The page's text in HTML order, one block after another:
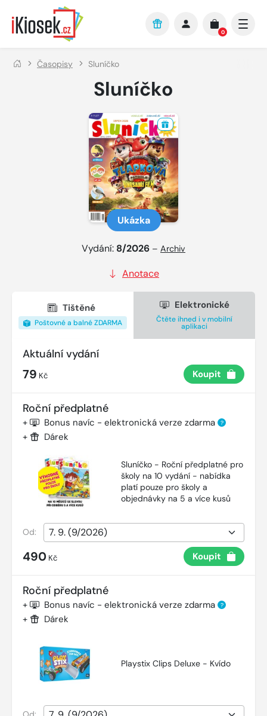
Přejít na hlavní obsah
0
Časopisy Sluníčko
Sluníčko
Ukázka
Vydání: 8/2026 – Archiv
Anotace
Tištěné
Poštovné a balné ZDARMA
Elektronické
Čtěte ihned i v mobilní
aplikaci
Aktuální vydání
79 Kč Koupit
Roční předplatné
+ Bonus navíc - elektronická verze zdarma ?
+ Dárek
Sluníčko - Roční předplatné pro
školy na 10 vydání - nabídka
platí pouze pro školy a
objednávky na 5 a více kusů
Od:
490 Kč Koupit
Roční předplatné
+ Bonus navíc - elektronická verze zdarma ?
+ Dárek
Playstix Clips Deluxe - Kvído